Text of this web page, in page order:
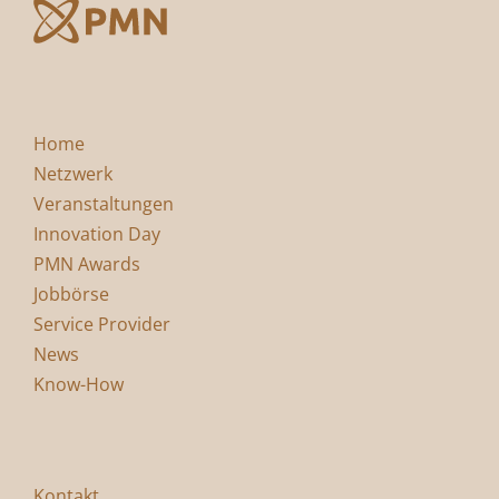
Home
Netzwerk
Veranstaltungen
Innovation Day
PMN Awards
Jobbörse
Service Provider
News
Know-How